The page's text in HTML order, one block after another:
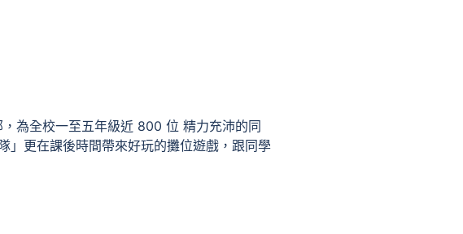
為全校一至五年級近 800 位 精力充沛的同
更在課後時間帶來好玩的攤位遊戲，跟同學